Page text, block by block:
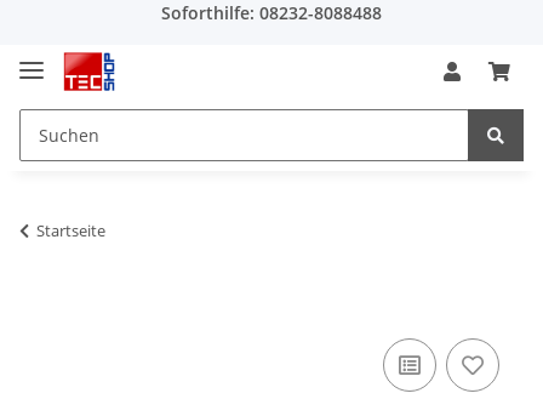
Soforthilfe: 08232-8088488
Startseite